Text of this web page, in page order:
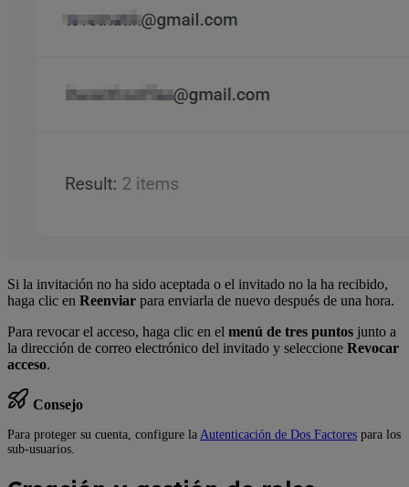
Si la invitación no ha sido aceptada o el invitado no la ha recibido,
haga clic en Reenviar para enviarla de nuevo después de una hora.
Para revocar el acceso, haga clic en el menú de tres puntos junto a
la dirección de correo electrónico del invitado y seleccione Revocar
acceso.
Consejo
Para proteger su cuenta, configure la Autenticación de Dos Factores para los
sub-usuarios.